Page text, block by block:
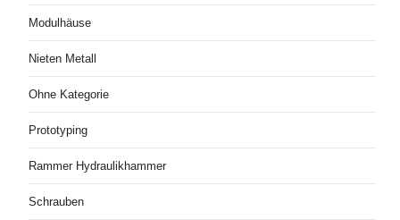
Modulhäuse
Nieten Metall
Ohne Kategorie
Prototyping
Rammer Hydraulikhammer
Schrauben